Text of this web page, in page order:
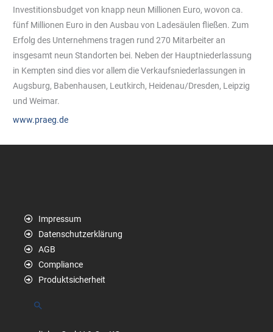
Investitionsbudget von knapp neun Millionen Euro, wovon ca.
fünf Millionen Euro in den Ausbau von Ladesäulen fließen. Zum
Erfolg des Unternehmens tragen rund 270 Mitarbeiter an
insgesamt neun Standorten bei. Neben der Hauptniederlassung
in Kempten sind dies vor allem die Verkaufsniederlassungen in
Augsburg, Babenhausen, Leutkirch, Heidenau/Dresden, Leipzig
und Weimar.
www.praeg.de
Impressum
Datenschutzerklärung
AGB
Compliance
Produktsicherheit
Suchen